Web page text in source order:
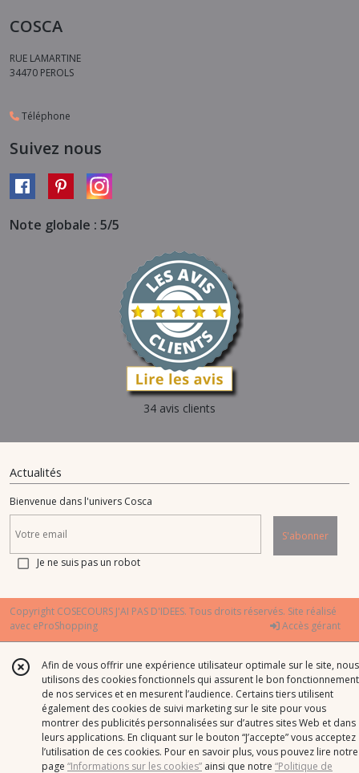
COSCA
RUE LAMARTINE
34470 PEROLS
Téléphone
Suivez nous
Note globale : 5/5
34 avis clients
Actualités
Bienvenue dans l'univers Cosca
S'abonner
Je ne suis pas un robot
Copyright COSECOURS J'AI PAS D'IDEES. Tous droits réservés. Site réalisé
avec eProShopping Accès gérant
Afin de vous offrir une expérience utilisateur optimale sur le site, nous
utilisons des cookies fonctionnels qui assurent le bon fonctionnement
de nos services et en mesurent l’audience. Certains tiers utilisent
également des cookies de suivi marketing sur le site pour vous
montrer des publicités personnalisées sur d’autres sites Web et dans
leurs applications. En cliquant sur le bouton “J’accepte” vous acceptez
l’utilisation de ces cookies. Pour en savoir plus, vous pouvez lire notre
page “Informations sur les cookies” ainsi que notre “Politique de